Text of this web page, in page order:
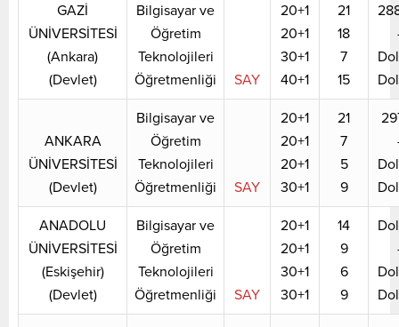
GAZİ
ÜNİVERSİTESİ
(Ankara)
(Devlet)
Bilgisayar ve
Öğretim
Teknolojileri
Öğretmenliği
SAY
20+1
20+1
30+1
40+1
21
18
7
15
ANKARA
ÜNİVERSİTESİ
(Devlet)
Bilgisayar ve
Öğretim
Teknolojileri
Öğretmenliği
SAY
20+1
20+1
20+1
30+1
21
7
5
9
ANADOLU
ÜNİVERSİTESİ
(Eskişehir)
(Devlet)
Bilgisayar ve
Öğretim
Teknolojileri
Öğretmenliği
SAY
20+1
20+1
30+1
30+1
14
9
6
9